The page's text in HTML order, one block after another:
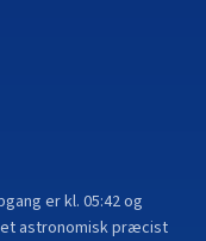
er kl. 05:42og
astronomisk præcist